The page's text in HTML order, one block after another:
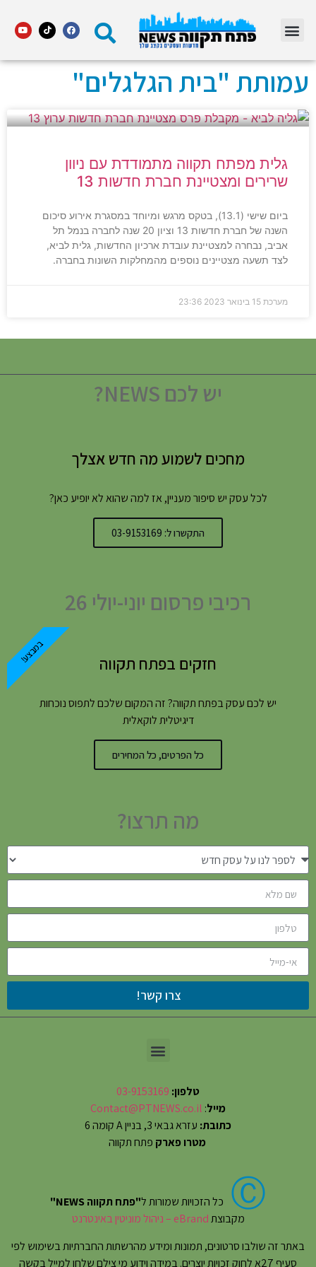
עמותת "בית הגלגלים"
גלית מפתח תקווה מתמודדת עם ניוון
שרירים ומצטיינת חברת חדשות 13
ביום שישי (13.1), בטקס מרגש ומיוחד במסגרת אירוע סיכום
השנה של חברת חדשות 13 וציון 20 שנה לחברה בנמל תל
אביב, נבחרה למצטיינת עובדת ארכיון החדשות, גלית לביא,
לצד תשעה מצטיינים נוספים מהמחלקות השונות בחברה.
מערכת 15 בינואר 2023 23:36
יש לכם NEWS?
מחכים לשמוע מה חדש אצלך
לכל עסק יש סיפור מעניין, אז למה שהוא לא יופיע כאן?
התקשרו ל: 03-9153169
רכיבי פרסום יוני-יולי 26
חזקים בפתח תקווה
יש לכם עסק בפתח תקווה? זה המקום שלכם לתפוס נוכחות
דיגיטלית לוקאלית
כל הפרטים, כל המחירים
במבצע!
מה תרצו?
צרו קשר!
טלפון: 03-9153169
מייל:
Contact@PTNEWS.co.il
כתובת: עזרא גבאי 3, בניין A קומה 6
מטרו פארק פתח תקווה
Ⓒ כל הזכויות שמורות ל"פתח תקווה NEWS"
מקבוצתeBrand – ניהול מוניטין באינטרנט
באתר זה שולבו סרטונים, תמונות ומידע מהרשתות החברתיות בשימוש לפי
סעיף 27א לחוק זכויות יוצרים. במידה וידוע מי צילם שלחו למייל בקשה